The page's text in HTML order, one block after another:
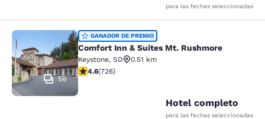
para las fechas seleccionadas
Comfort Inn & Suites Mt. Rushmore
56
GANADOR DE PREMIO
Comfort Inn & Suites Mt. Rushmore
Keystone, SD
0.51 km
calificación de 4.56 estrellas. Excelente. 726 reseñas
4.6(726)
Hotel completo
para las fechas seleccionadas